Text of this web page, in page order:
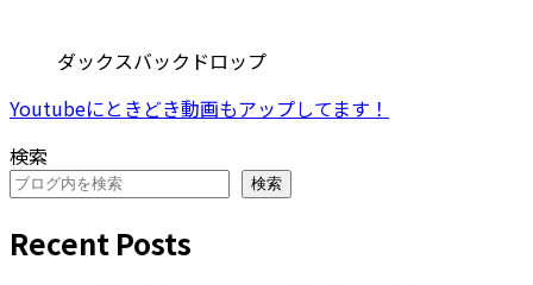
ダックスバックドロップ
Youtubeにときどき動画もアップしてます！
検索
検索
Recent Posts